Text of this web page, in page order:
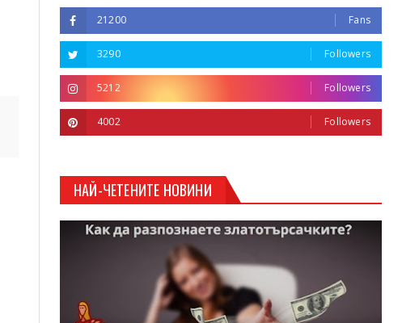
21200 Fans
3290 Followers
5212 Followers
4002 Followers
НАЙ-ЧЕТЕНИТЕ НОВИНИ